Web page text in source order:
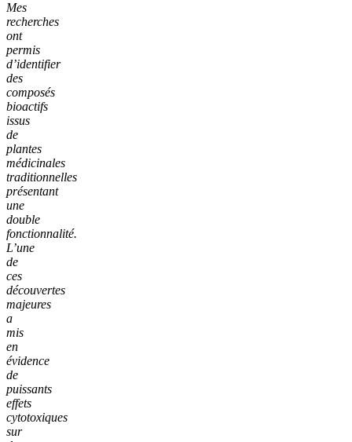
Mes
recherches
ont
permis
d’identifier
des
composés
bioactifs
issus
de
plantes
médicinales
traditionnelles
présentant
une
double
fonctionnalité.
L’une
de
ces
découvertes
majeures
a
mis
en
évidence
de
puissants
effets
cytotoxiques
sur